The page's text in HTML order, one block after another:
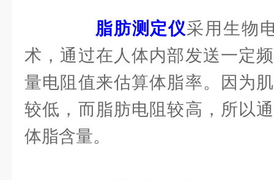
脂肪测定仪采用生物
术，通过在人体内部发送一定
量电阻值来估算体脂率。因为
较低，而脂肪电阻较高，所以
体脂含量。